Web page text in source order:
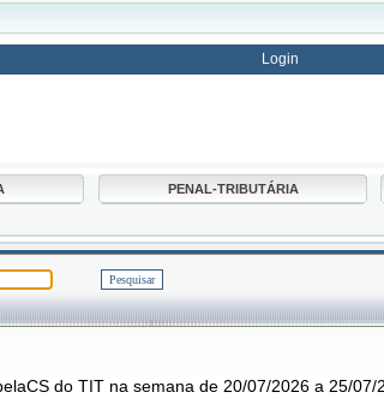
Login
PENAL-TRIBUTÁRIA
do TIT na semana de 20/07/2026 a 25/07/